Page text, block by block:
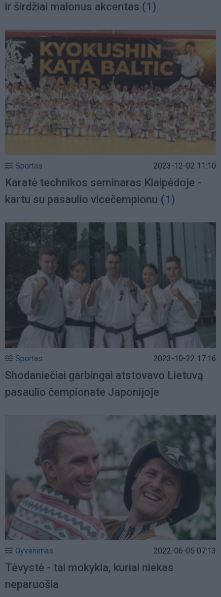
ir širdžiai malonus akcentas (1)
Sportas 2023-12-02 11:10
Karatė technikos seminaras Klaipėdoje -
kartu su pasaulio vicečempionu (1)
Sportas 2023-10-22 17:16
Shodaniečiai garbingai atstovavo Lietuvą
pasaulio čempionate Japonijoje
Gyvenimas 2022-06-05 07:13
Tėvystė - tai mokykla, kuriai niekas
neparuošia